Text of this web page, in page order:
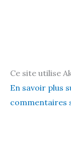
Ce site utilise
En savoir plus
commentaires